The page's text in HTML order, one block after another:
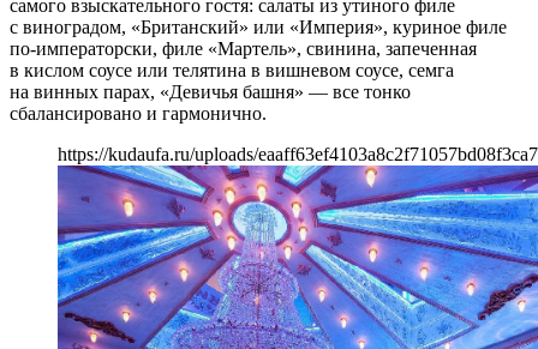
самого взыскательного гостя: салаты из утиного филе
с виноградом, «Британский» или «Империя», куриное филе
по-императорски, филе «Мартель», свинина, запеченная
в кислом соусе или телятина в вишневом соусе, семга
на винных парах, «Девичья башня» — все тонко
сбалансировано и гармонично.
https://kudaufa.ru/uploads/